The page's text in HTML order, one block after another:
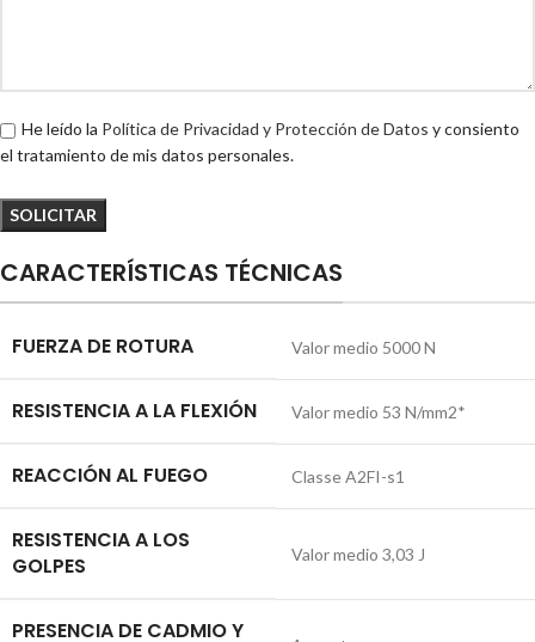
He leído la Política de Privacidad y Protección de Datos y consiento
el tratamiento de mis datos personales.
CARACTERÍSTICAS TÉCNICAS
FUERZA DE ROTURA Valor medio 5000 N
RESISTENCIA A LA FLEXIÓN Valor medio 53 N/mm2*
REACCIÓN AL FUEGO Classe A2FI-s1
RESISTENCIA A LOS
GOLPES
Valor medio 3,03 J
PRESENCIA DE CADMIO Y